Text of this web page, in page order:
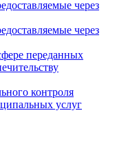
через
через
переданных
контроля
услуг